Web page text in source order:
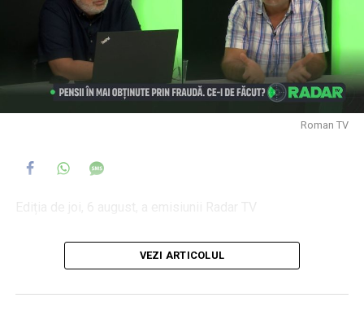
Roman TV
invitat: Ioan Cănărău, președintele sindicatului EUROPOL
VEZI ARTICOLUL